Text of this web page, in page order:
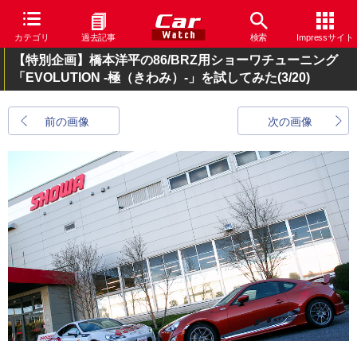
カテゴリ 過去記事 検索 Impressサイト
【特別企画】橋本洋平の86/BRZ用ショーワチューニング
「EVOLUTION -極（きわみ）-」を試してみた(3/20)
前の画像 次の画像